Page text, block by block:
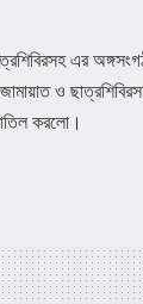
এর
ও
করলো।